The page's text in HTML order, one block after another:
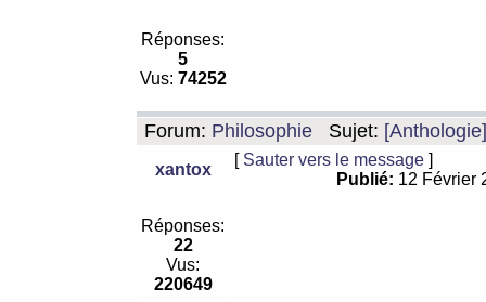
Réponses:
5
Vus: 74252
Forum: Philosophie Sujet:
xantox
[ Sauter vers le message ]
Publié: 12 Février
Réponses:
22
Vus:
220649